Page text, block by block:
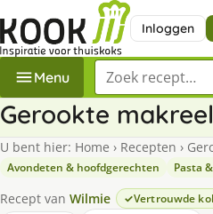
Inloggen
Menu Zoek een recept
Gerookte
U bent hier: Home › Recepten ›
Avondeten & hoofdgerechten Pasta
Recept van Wilmie Vertrouwde